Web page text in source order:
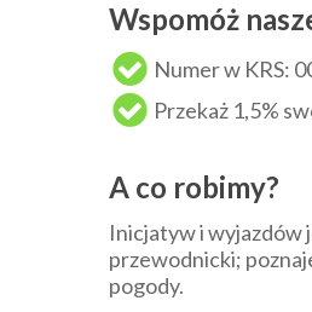
Wspomóż
Numer w KRS:
Przekaż 1,5%
A co robimy?
Inicjatyw i wyjazdów
przewodnicki;
pogody.